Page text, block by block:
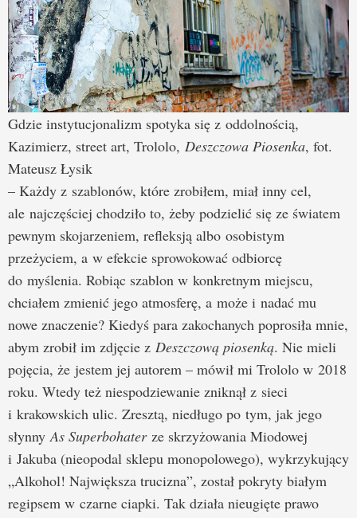
Gdzie instytucjonalizm spotyka się z oddolnością,
Kazimierz, street art, Trololo, Deszczowa Piosenka, fot.
Mateusz Łysik
– Każdy z szablonów, które zrobiłem, miał inny cel,
ale najczęściej chodziło to, żeby podzielić się ze światem
pewnym skojarzeniem, refleksją albo osobistym
przeżyciem, a w efekcie sprowokować odbiorcę
do myślenia. Robiąc szablon w konkretnym miejscu,
chciałem zmienić jego atmosferę, a może i nadać mu
nowe znaczenie? Kiedyś para zakochanych poprosiła mnie,
abym zrobił im zdjęcie z Deszczową piosenką. Nie mieli
pojęcia, że jestem jej autorem – mówił mi Trololo w 2018
roku. Wtedy też niespodziewanie zniknął z sieci
i krakowskich ulic. Zresztą, niedługo po tym, jak jego
słynnyAs Superbohaterze skrzyżowania Miodowej
i Jakuba (nieopodal sklepu monopolowego), wykrzykujący
„Alkohol! Największa trucizna”, został pokryty białym
regipsem w czarne ciapki. Tak działa nieugięte prawo